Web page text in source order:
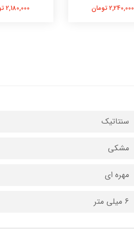
2,240,000 تومان 2,180,000 تومان
سنتاتیک
مشکی
مهره ای
6 میلی متر